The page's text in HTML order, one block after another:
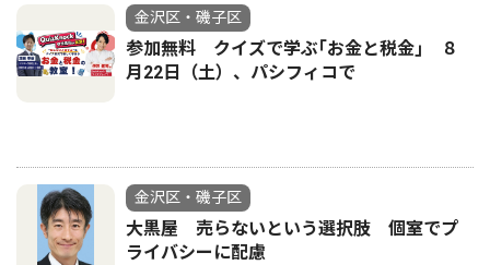
金沢区・磯子区
参加無料 クイズで学ぶ｢お金と税金｣ ８
月22日（土）、パシフィコで
金沢区・磯子区
大黒屋 売らないという選択肢 個室でプ
ライバシーに配慮